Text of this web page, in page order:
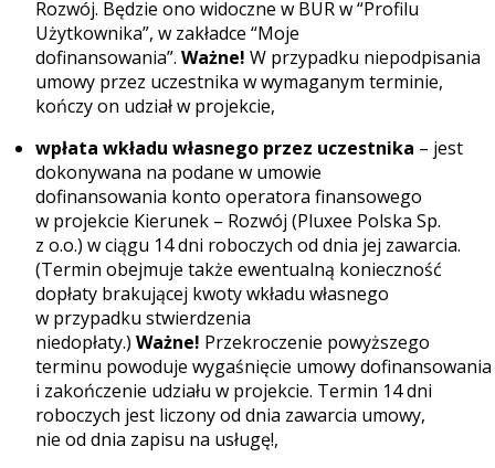
Rozwój. Będzie ono widoczne w BUR w “Profilu
Użytkownika”, w zakładce “Moje
dofinansowania”. Ważne! W przypadku niepodpisania
umowy przez uczestnika w wymaganym terminie,
kończy on udział w projekcie,
wpłata wkładu własnego przez uczestnika – jest
dokonywana na podane w umowie
dofinansowania konto operatora finansowego
w projekcie Kierunek – Rozwój (Pluxee Polska Sp.
z o.o.) w ciągu 14 dni roboczych od dnia jej zawarcia.
(Termin obejmuje także ewentualną konieczność
dopłaty brakującej kwoty wkładu własnego
w przypadku stwierdzenia
niedopłaty.) Ważne! Przekroczenie powyższego
terminu powoduje wygaśnięcie umowy dofinansowania
i zakończenie udziału w projekcie. Termin 14 dni
roboczych jest liczony od dnia zawarcia umowy,
nie od dnia zapisu na usługę!,